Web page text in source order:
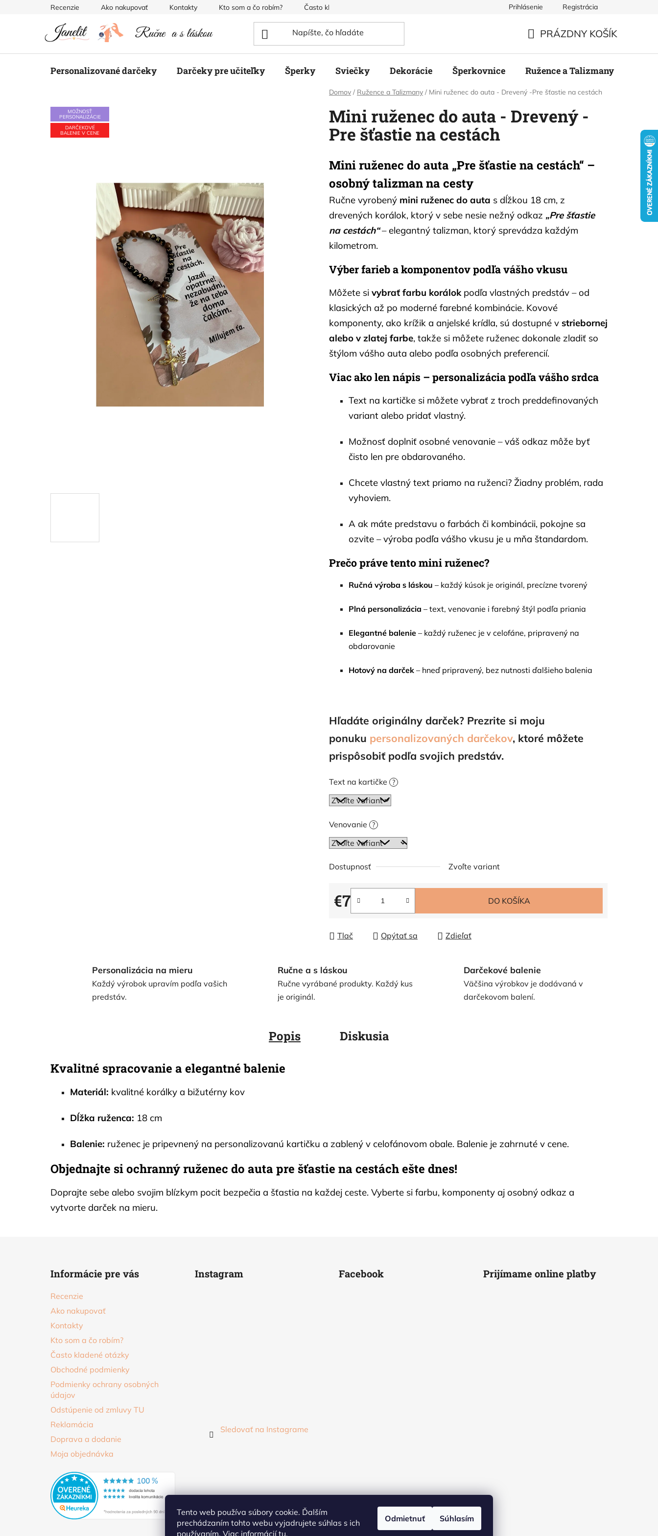
Tento web používa súbory cookie. Ďalším
prechádzaním tohto webu vyjadrujete súhlas s ich
používaním. Viac informáciítu.
Odmietnuť Súhlasím
Recenzie Ako nakupovať Kontakty Kto som a čo robím? Často kladené otázky Podmienky ochrany osobných údajov
Prihlásenie Registrácia
KOŠÍK
PRÁZDNY KOŠÍK
Personalizované darčeky Darčeky pre učiteľky Šperky Sviečky Dekorácie Šperkovnice Ružence a Talizmany
Domov / Ružence a Talizmany / Mini ruženec do auta - Drevený -Pre šťastie na cestách
Mini ruženec do auta - Drevený -
Pre šťastie na cestách
Mini ruženec do auta „Pre šťastie na cestách“ –
osobný talizman na cesty
Ručne vyrobený mini ruženec do auta s dĺžkou 18 cm, z
drevených korálok, ktorý v sebe nesie nežný odkaz „Pre šťastie
na cestách“– elegantný talizman, ktorý sprevádza každým
kilometrom.
Výber farieb a komponentov podľa vášho vkusu
Môžete si vybrať farbu korálokpodľa vlastných predstáv – od
klasických až po moderné farebné kombinácie. Kovové
komponenty, ako krížik a anjelské krídla, sú dostupné v striebornej
alebo v zlatej farbe, takže si môžete ruženec dokonale zladiť so
štýlom vášho auta alebo podľa osobných preferencií.
Viac ako len nápis – personalizácia podľa vášho srdca
Text na kartičke si môžete vybrať z troch preddefinovaných
variant alebo pridať vlastný.
Možnosť doplniť osobné venovanie – váš odkaz môže byť
čisto len pre obdarovaného.
Chcete vlastný text priamo na ruženci? Žiadny problém, rada
vyhoviem.
A ak máte predstavu o farbách či kombinácii, pokojne sa
ozvite – výroba podľa vášho vkusu je u mňa štandardom.
Prečo práve tento mini ruženec?
Ručná výroba s láskou – každý kúsok je originál, precízne tvorený
Plná personalizácia – text, venovanie i farebný štýl podľa priania
Elegantné balenie – každý ruženec je v celofáne, pripravený na
obdarovanie
Hotový na darček – hneď pripravený, bez nutnosti ďalšieho balenia
Hľadáte originálny darček? Prezrite si moju
ponuku personalizovaných darčekov, ktoré môžete
prispôsobiť podľa svojich predstáv.
Text na kartičke ?
Venovanie ?
Dostupnosť Zvoľte variant
€7
Jednotková cena:
DO KOŠÍKA
Tlač Opýtať sa Zdieľať
MOŽNOSŤ
PERSONALIZÁCIE
DARČEKOVÉ
BALENIE V CENE
Personalizácia na mieru
Každý výrobok upravím podľa vašich
predstáv.
Ručne a s láskou
Ručne vyrábané produkty. Každý kus
je originál.
Darčekové balenie
Väčšina výrobkov je dodávaná v
darčekovom balení.
Popis Diskusia
Kvalitné spracovanie a elegantné balenie
Materiál: kvalitné korálky a bižutérny kov
Dĺžka ruženca: 18 cm
Balenie: ruženec je pripevnený na personalizovanú kartičku a zablený v celofánovom obale. Balenie je zahrnuté v cene.
Objednajte si ochranný ruženec do auta pre šťastie na cestách ešte dnes!
Doprajte sebe alebo svojim blízkym pocit bezpečia a šťastia na každej ceste. Vyberte si farbu, komponenty aj osobný odkaz a
vytvorte darček na mieru.
Informácie pre vás
Recenzie
Ako nakupovať
Kontakty
Kto som a čo robím?
Často kladené otázky
Obchodné podmienky
Podmienky ochrany osobných
údajov
Odstúpenie od zmluvy TU
Reklamácia
Doprava a dodanie
Moja objednávka
Instagram
Sledovať na Instagrame
Facebook Prijímame online platby